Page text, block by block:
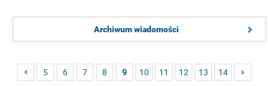
Archiwum wiadomości
5 6 7 8 9 10 11 12 13 14